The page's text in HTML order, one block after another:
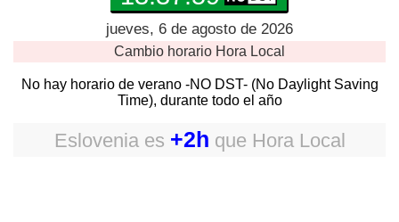
jueves, 6 de agosto de 2026
Cambio horario Hora Local
No hay horario de verano -NO DST- (No Daylight Saving
Time), durante todo el año
Esloveniaes +2h que Hora Local